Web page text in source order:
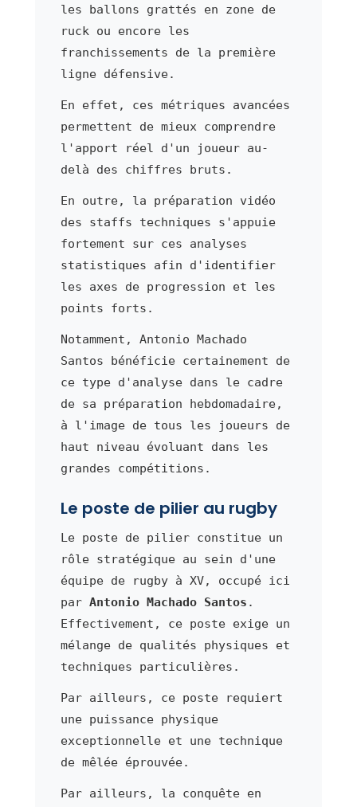
les ballons grattés en zone de
ruck ou encore les
franchissements de la première
ligne défensive.
En effet, ces métriques avancées
permettent de mieux comprendre
l'apport réel d'un joueur au-
delà des chiffres bruts.
En outre, la préparation vidéo
des staffs techniques s'appuie
fortement sur ces analyses
statistiques afin d'identifier
les axes de progression et les
points forts.
Notamment, Antonio Machado
Santos bénéficie certainement de
ce type d'analyse dans le cadre
de sa préparation hebdomadaire,
à l'image de tous les joueurs de
haut niveau évoluant dans les
grandes compétitions.
Le poste de pilier au rugby
Le poste de pilier constitue un
rôle stratégique au sein d'une
équipe de rugby à XV, occupé ici
par Antonio Machado Santos .
Effectivement, ce poste exige un
mélange de qualités physiques et
techniques particulières.
Par ailleurs, ce poste requiert
une puissance physique
exceptionnelle et une technique
de mêlée éprouvée.
Par ailleurs, la conquête en